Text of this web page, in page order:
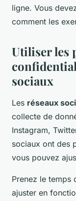
ligne. Vous
comment les
Utiliser les
sociaux
Les réseaux
collecte de
Instagram,
sociaux ont des
vous pouvez
Prenez le temps
ajuster en